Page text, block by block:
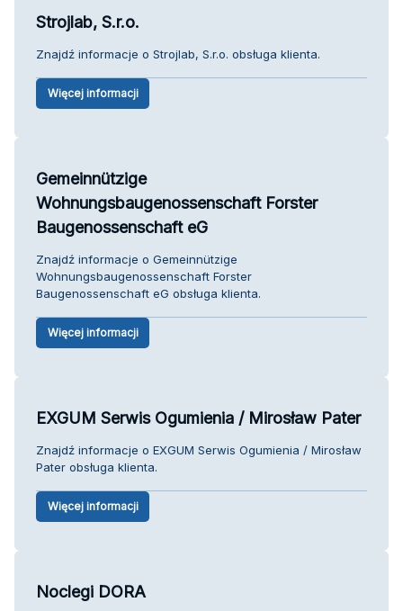
Strojlab, S.r.o.
Znajdź informacje o Strojlab, S.r.o. obsługa klienta.
Więcej informacji
Gemeinnützige
Wohnungsbaugenossenschaft Forster
Baugenossenschaft eG
Znajdź informacje o Gemeinnützige
Wohnungsbaugenossenschaft Forster
Baugenossenschaft eG obsługa klienta.
Więcej informacji
EXGUM Serwis Ogumienia / Mirosław Pater
Znajdź informacje o EXGUM Serwis Ogumienia / Mirosław
Pater obsługa klienta.
Więcej informacji
Noclegi DORA